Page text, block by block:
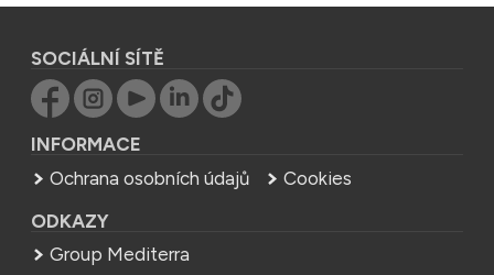
SOCIÁLNÍ SÍTĚ
INFORMACE
Ochrana osobních údajů
Cookies
ODKAZY
Group Mediterra